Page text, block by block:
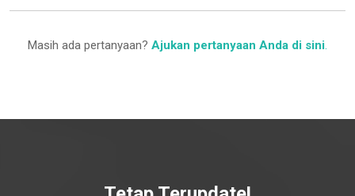
Masih ada pertanyaan? Ajukan pertanyaan Anda di sini.